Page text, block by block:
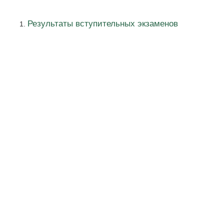
Результаты вступительных экзаменов